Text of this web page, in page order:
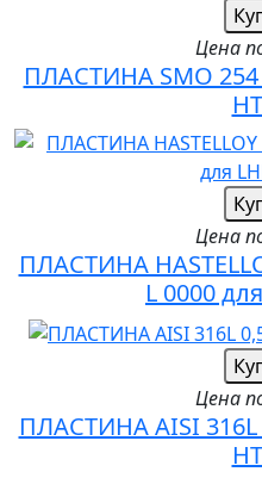
Цена
ПЛАСТИНА SMO 254
Цена
ПЛАСТИНА
L 0000
Цена
ПЛАСТИНА AISI 316L